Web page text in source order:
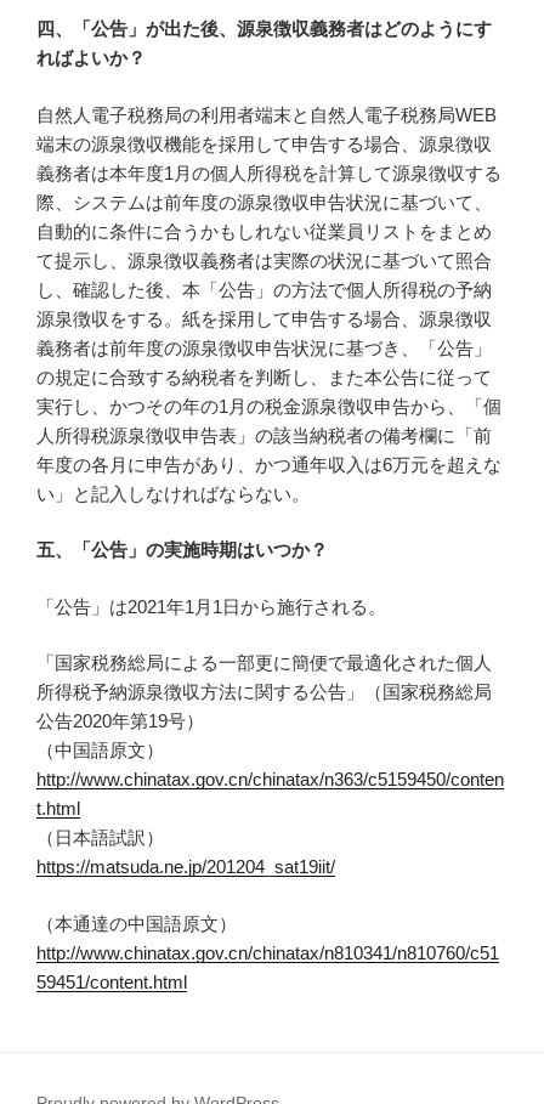
四、「公告」が出た後、源泉徴収義務者はどのようにす
ればよいか？
自然人電子税務局の利用者端末と自然人電子税務局WEB
端末の源泉徴収機能を採用して申告する場合、源泉徴収
義務者は本年度1月の個人所得税を計算して源泉徴収する
際、システムは前年度の源泉徴収申告状況に基づいて、
自動的に条件に合うかもしれない従業員リストをまとめ
て提示し、源泉徴収義務者は実際の状況に基づいて照合
し、確認した後、本「公告」の方法で個人所得税の予納
源泉徴収をする。紙を採用して申告する場合、源泉徴収
義務者は前年度の源泉徴収申告状況に基づき、「公告」
の規定に合致する納税者を判断し、また本公告に従って
実行し、かつその年の1月の税金源泉徴収申告から、「個
人所得税源泉徴収申告表」の該当納税者の備考欄に「前
年度の各月に申告があり、かつ通年収入は6万元を超えな
い」と記入しなければならない。
五、「公告」の実施時期はいつか？
「公告」は2021年1月1日から施行される。
「国家税務総局による一部更に簡便で最適化された個人
所得税予納源泉徴収方法に関する公告」（国家税務総局
公告2020年第19号）
（中国語原文）
http://www.chinatax.gov.cn/chinatax/n363/c5159450/conten
t.html
（日本語試訳）
https://matsuda.ne.jp/201204_sat19iit/
（本通達の中国語原文）
http://www.chinatax.gov.cn/chinatax/n810341/n810760/c51
59451/content.html